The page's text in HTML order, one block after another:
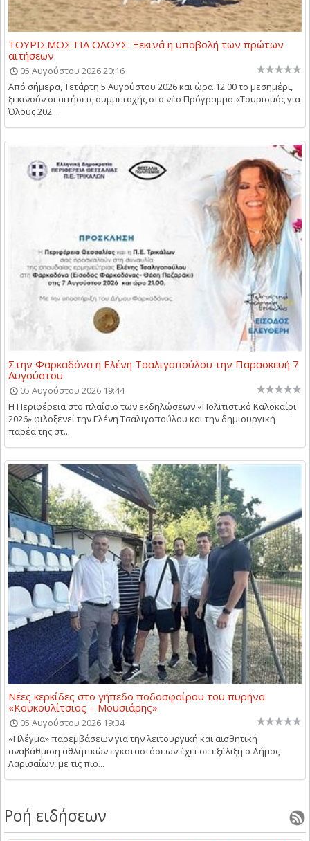
ΤΟΥΡΙΣΜΟΣ ΓΙΑ ΟΛΟΥΣ: Ξεκινά η υποβολή των πρώτων
αιτήσεων
05 Αυγούστου 2026 20:16
Από σήμερα, Τετάρτη 5 Αυγούστου 2026 και ώρα 12:00 το μεσημέρι,
ξεκινούν οι αιτήσεις συμμετοχής στο νέο Πρόγραμμα «Τουρισμός για
Όλους 202...
Στην Φαρκαδόνα η Ελένη Τσαλιγοπούλου την Παρασκευή 7
Αυγούστου
05 Αυγούστου 2026 19:44
Η Περιφέρεια στο πλαίσιο των εκδηλώσεων «Πολιτιστικό Καλοκαίρι
2026» φιλοξενεί την Ελένη Τσαλιγοπούλου και την δημιουργική
παρέα της στ...
Νέες κερκίδες στο γήπεδο ποδοσφαίρου του πυρήνα
«Κουκουλίτσιος – Μουσιάρης»
05 Αυγούστου 2026 19:34
«Πλέγμα» παρεμβάσεων για την λειτουργική και αισθητική
αναβάθμιση αθλητικών εγκαταστάσεων έχει σε εξέλιξη ο Δήμος
Λαρισαίων, με τις πιο...
Ροή ειδήσεων